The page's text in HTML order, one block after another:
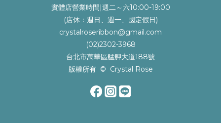
實體店營業時間|週二～六10:00-19:00
(店休：週日、週一、國定假日)
crystalroseribbon@gmail.com
(02)2302-3968
台北市萬華區艋舺大道188號
版權所有 © Crystal Rose